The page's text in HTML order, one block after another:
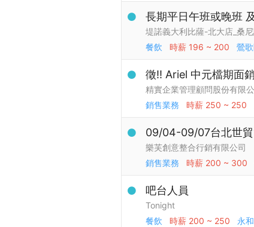
長期平日午班或晚班
堤諾義大利比薩-北大店_桑
餐飲
時薪 196 ~ 200 鶯
徵!! Ariel 中元檔期面
精實企業管理顧問股份有限
銷售業務
時薪 250 ~ 250
09/04-09/07台北世貿
樂芙創意整合行銷有限公司
銷售業務
時薪 200 ~ 300
吧台人員
Tonight
餐飲
時薪 200 ~ 250 永